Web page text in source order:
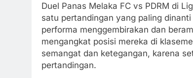
Duel Panas Melaka FC vs PDRM di
satu pertandingan yang paling
performa menggembirakan dan
mengangkat posisi mereka di
semangat dan ketegangan, karena
pertandingan.